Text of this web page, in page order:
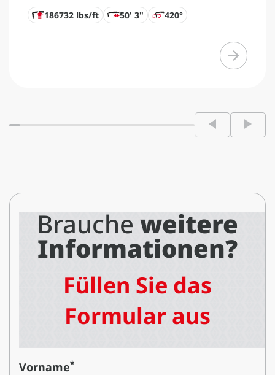
186732 lbs/ft 50' 3" 420°
Brauche weitere
Informationen?
Füllen Sie das
Formular aus
Vorname*